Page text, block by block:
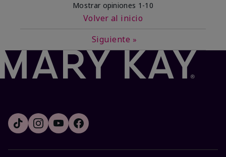
Mostrar opiniones 1-10
Volver al inicio
Siguiente »